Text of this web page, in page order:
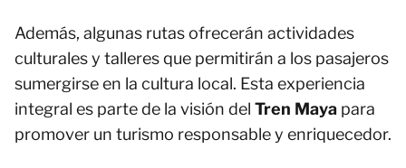
Además, algunas rutas ofrecerán actividades
culturales y talleres que permitirán a los pasajeros
sumergirse en la cultura local. Esta experiencia
integral es parte de la visión del Tren Maya para
promover un turismo responsable y enriquecedor.